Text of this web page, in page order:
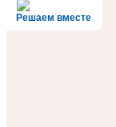
Решаем вместе